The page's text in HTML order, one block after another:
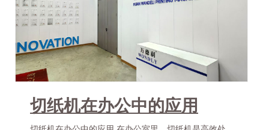
切纸机在办公中的应用